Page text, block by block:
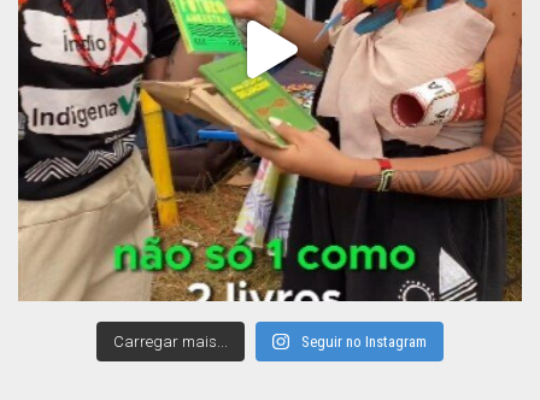
Carregar mais... Seguir no Instagram